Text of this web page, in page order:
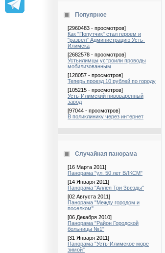
Попуярное
[2960483 - просмотров]
Как "Попутчик" стал героем и
"развел" Администрацию Усть-
Илимска
[2682578 - просмотров]
Устьилимцы устроили проводы
мобилизованным
[128057 - просмотров]
Теперь проезд 10 рублей по городу
[105215 - просмотров]
Усть-Илимский пивоваренный
завод
[97044 - просмотров]
В поликлинику через интернет
Случайная панорама
[16 Марта 2011]
Панорама "ул. 50 лет ВЛКСМ"
[14 Января 2011]
Панорама "Аллея Три Звезды"
[02 Августа 2011]
Панорама "Между городом и
поселком"
[06 Декабря 2010]
Панорама "Район Городской
больницы №1"
[31 Января 2011]
Панорама "Усть-Илимское море
зимой"